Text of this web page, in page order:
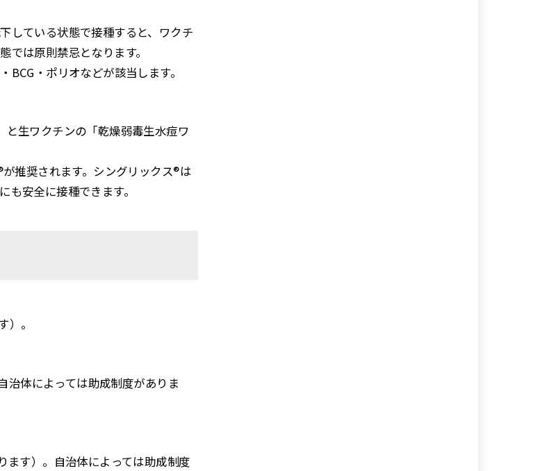
している状態で接種すると、ワクチ
は原則禁忌となります。
・ポリオなどが該当します。
生ワクチンの「乾燥弱毒生水痘ワ
推奨されます。シングリックス®は
安全に接種できます。
。
治体によっては助成制度がありま
ます）。自治体によっては助成制度